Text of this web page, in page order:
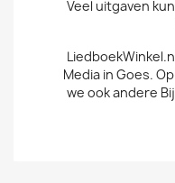
Veel uitgaven
Media in Goes. Op
we ook andere